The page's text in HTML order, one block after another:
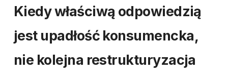
Kiedy właściwą odpowiedzią
jest upadłość konsumencka,
nie kolejna restrukturyzacja